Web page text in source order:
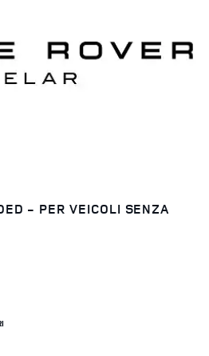
- PER VEICOLI SENZA